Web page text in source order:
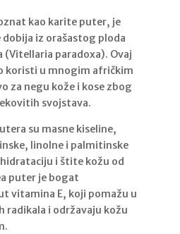
kao karite puter, je
iz orašastog ploda
(Vitellaria paradoxa). Ovaj
koristi u mnogim afričkim
za negu kože i kose zbog
svojstava.
su masne kiseline,
linolne i palmitinske
i štite kožu od
puter je bogat
vitamina E, koji pomažu u
radikala i održavaju kožu